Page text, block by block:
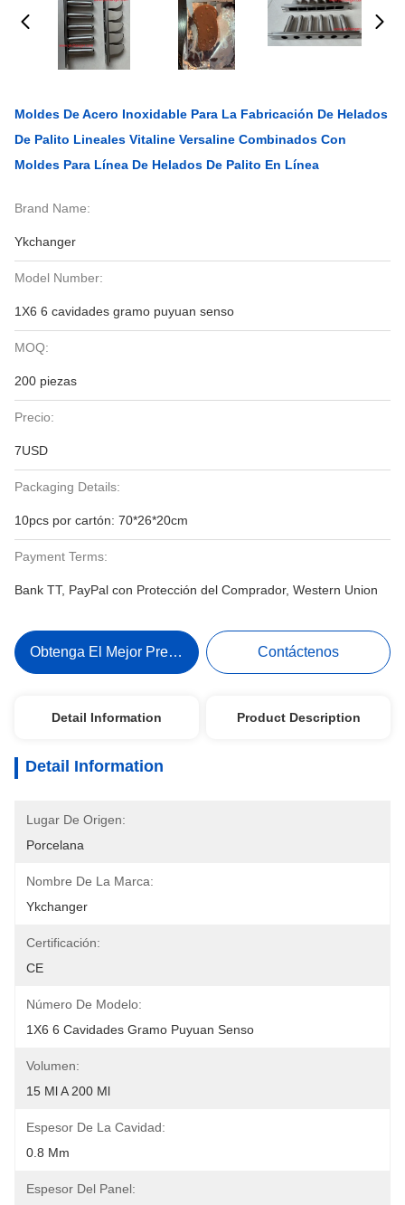
Moldes De Acero Inoxidable Para La Fabricación De Helados
De Palito Lineales Vitaline Versaline Combinados Con
Moldes Para Línea De Helados De Palito En Línea
Brand Name:
Ykchanger
Model Number:
1X6 6 cavidades gramo puyuan senso
MOQ:
200 piezas
Precio:
7USD
Packaging Details:
10pcs por cartón: 70*26*20cm
Payment Terms:
Bank TT, PayPal con Protección del Comprador, Western Union
Obtenga El Mejor Precio Contáctenos
Detail Information Product Description
Detail Information
Lugar De Origen:
Porcelana
Nombre De La Marca:
Ykchanger
Certificación:
CE
Número De Modelo:
1X6 6 Cavidades Gramo Puyuan Senso
Volumen:
15 Ml A 200 Ml
Espesor De La Cavidad:
0.8 Mm
Espesor Del Panel: